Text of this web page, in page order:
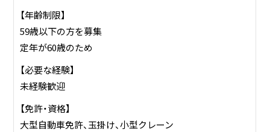
【年齢制限】
59歳以下の方を募集
定年が60歳のため
【必要な経験】
未経験歓迎
【免許・資格】
大型自動車免許、玉掛け、小型クレーン